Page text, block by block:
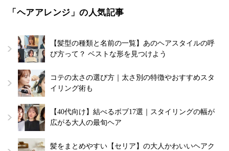
「ヘアアレンジ」の人気記事
【髪型の種類と名前の一覧】あのヘアスタイルの呼
び方って？ ベストな形を見つけよう
コテの太さの選び方｜太さ別の特徴やおすすめスタ
イリング術も
【40代向け】結べるボブ17選｜スタイリングの幅が
広がる大人の最旬ヘア
髪をまとめやすい【セリア】の大人かわいいヘアク